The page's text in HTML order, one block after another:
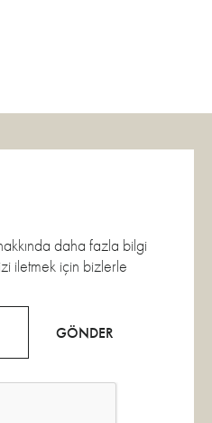
daha fazla bilgi
iletmek için bizlerle
GÖNDER